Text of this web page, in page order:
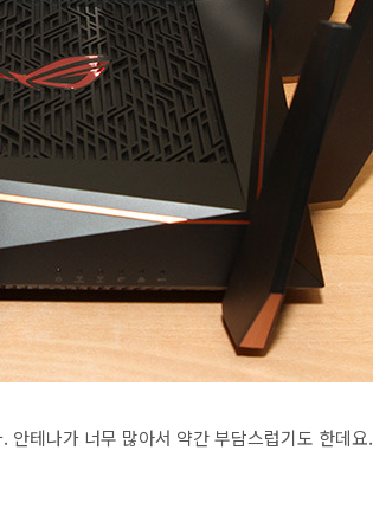
안테나가 너무 많아서 약간 부담스럽기도 한데요.